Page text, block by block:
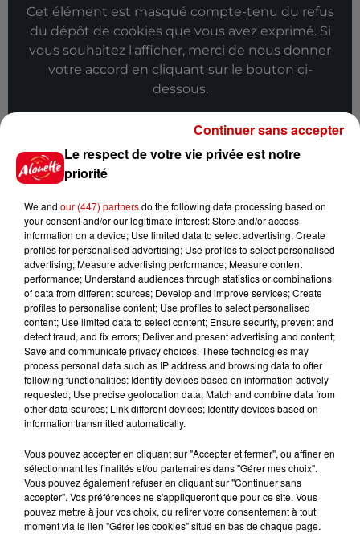
Cet élément est masqué compte-tenu du refus
du dépôt de cookies que vous avez exprimé. Si
vous souhaitez l'afficher, merci de nous donner
votre accord en cliquant sur le bouton ci-
dessous.
Afficher l'élément
Infos
11h51
À LA UNE : professeur
condamné, repreneurs pour
Duralex et la...
11h28
MARCHE DE LA COUTURE ET
DES LOISIRS CREATIFS
11h01
condamné pour des échanges...
10h10
Le respect de votre vie privée est notre
priorité
We and our (447) partnersdo the following data processing based on
your consent and/or our legitimate interest: Store and/or access
information on a device; Use limited data to select advertising; Create
profiles for personalised advertising; Use profiles to select personalised
advertising; Measure advertising performance; Measure content
performance; Understand audiences through statistics or combinations
of data from different sources; Develop and improve services; Create
profiles to personalise content; Use profiles to select personalised
content; Use limited data to select content; Ensure security, prevent and
detect fraud, and fix errors; Deliver and present advertising and content;
Save and communicate privacy choices. These technologies may
process personal data such as IP address and browsing data to offer
following functionalities: Identify devices based on information actively
requested; Use precise geolocation data; Match and combine data from
other data sources; Link different devices; Identify devices based on
information transmitted automatically.
Vous pouvez accepter en cliquant sur "Accepter et fermer", ou affiner en
sélectionnant les finalités et/ou partenaires dans "Gérer mes choix".
Vous pouvez également refuser en cliquant sur "Continuer sans
accepter". Vos préférences ne s'appliqueront que pour ce site. Vous
pouvez mettre à jour vos choix, ou retirer votre consentement à tout
moment via le lien "Gérer les cookies" situé en bas de chaque page.
Continuer sans accepter